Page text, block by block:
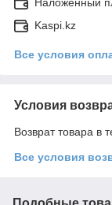
Kaspi.kz
Все условия
Условия
Возврат товара в
Все условия